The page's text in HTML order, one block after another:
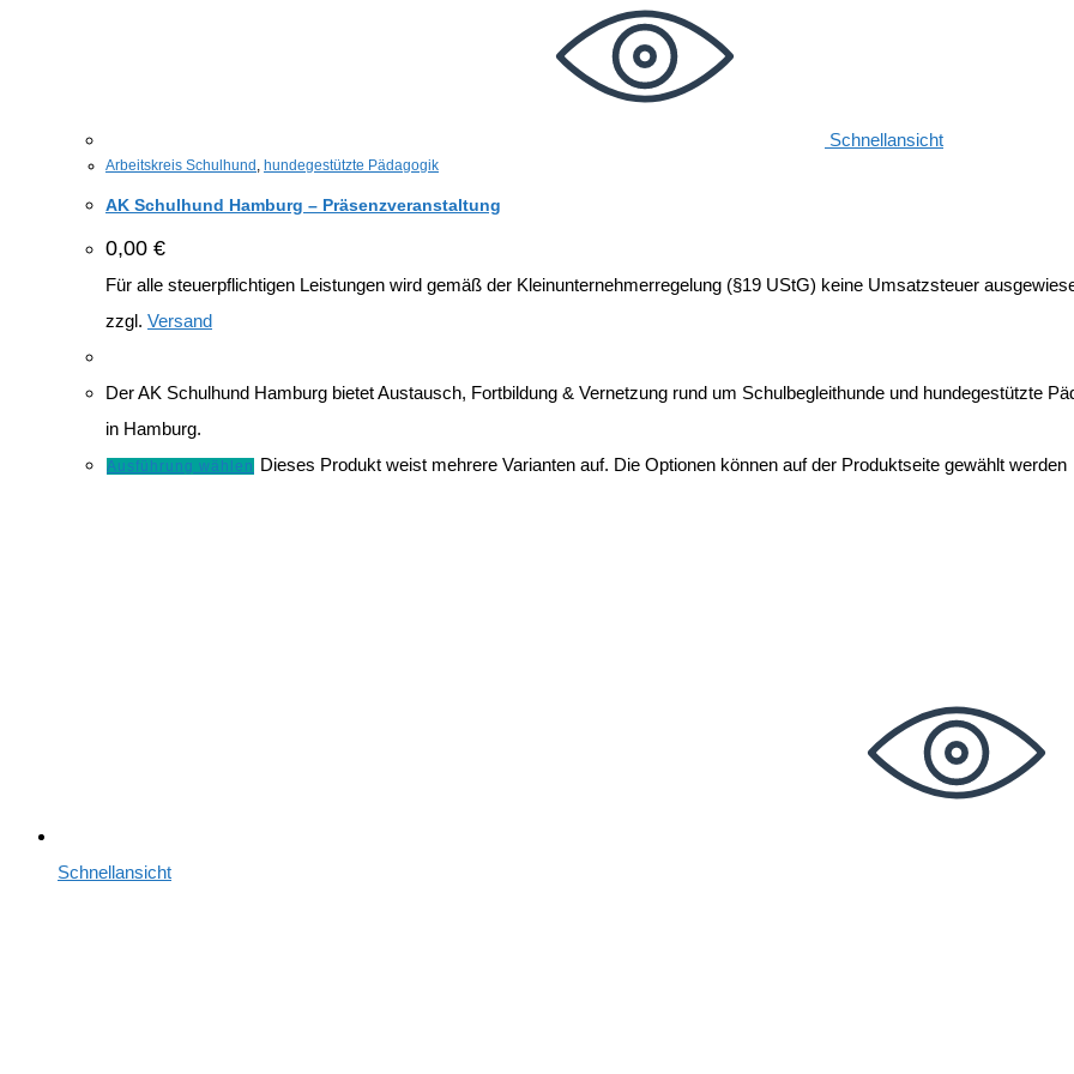
Schnellansicht
Arbeitskreis Schulhund , hundegestützte Pädagogik
AK Schulhund Hamburg – Präsenzveranstaltung
0,00 €
Für alle steuerpflichtigen Leistungen wird gemäß der Kleinunternehmerregelung (§19 UStG) keine Umsatzsteuer
zzgl. Versand
Der AK Schulhund Hamburg bietet Austausch, Fortbildung & Vernetzung rund um Schulbegleithunde und hundegestützte
in Hamburg.
Ausführung wählen Dieses Produkt weist mehrere Varianten auf. Die Optionen können auf der Produktseite gewählt werden
Schnellansicht